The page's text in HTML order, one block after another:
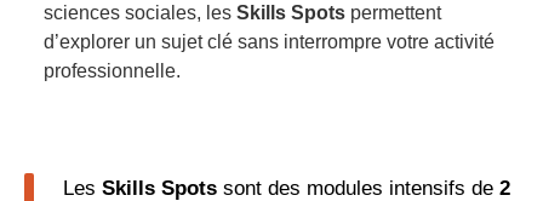
sciences sociales, les Skills Spots permettent
d’explorer un sujet clé sans interrompre votre activité
professionnelle.
Les Skills Spots sont des modules intensifs de 2